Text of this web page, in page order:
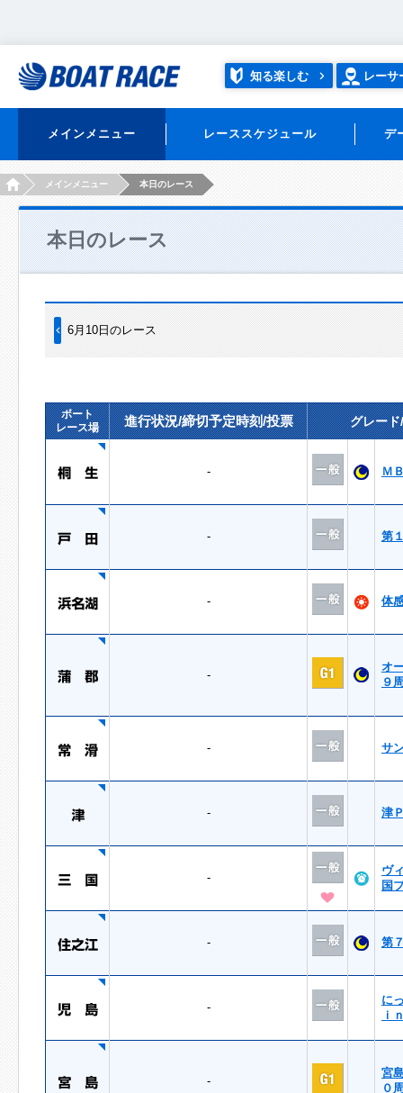
知る楽しむ レーサ
メインメニュー レーススケジュール デ
HOMEメインメニュー 本日のレース
本日のレース
6月10日のレース
ボート
レース場
進行状況/締切予定時刻/投票 グレー
- Ｍ
- 第
- 体
-
オ
９
- サ
- 津
-
ヴ
国
- 第
-
に
ｉ
-
宮
０